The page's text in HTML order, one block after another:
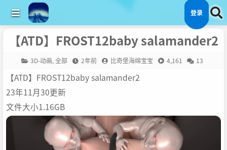
登录
【ATD】FROST12baby salamander2
3D-动画,全部 2年前 比奇堡海绵宝宝 4,161 13
【ATD】FROST12baby salamander2
23年11月30更新
文件大小1.16GB